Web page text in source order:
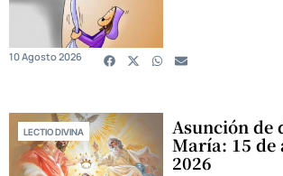
10 Agosto 2026
LECTIO DIVINA Asunción de
María: 15 de
2026